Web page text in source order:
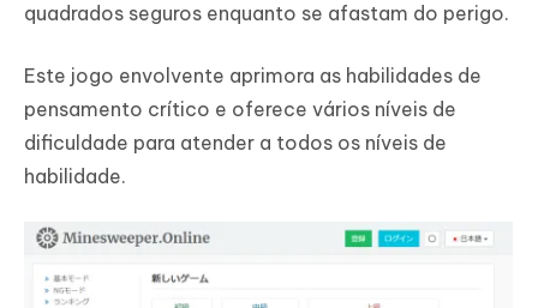
quadrados seguros enquanto se afastam do perigo.
Este jogo envolvente aprimora as habilidades de
pensamento crítico e oferece vários níveis de
dificuldade para atender a todos os níveis de
habilidade.